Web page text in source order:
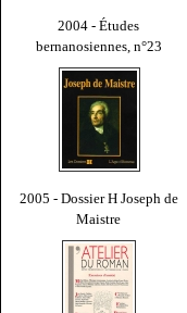
2004 - Études
bernanosiennes, n°23
2005 - Dossier H Joseph de
Maistre